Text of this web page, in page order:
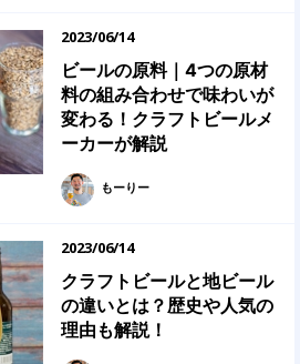
2023/06/14
ビールの原料｜4つの原材
料の組み合わせで味わいが
変わる！クラフトビールメ
ーカーが解説
もーりー
2023/06/14
クラフトビールと地ビール
の違いとは？歴史や人気の
理由も解説！